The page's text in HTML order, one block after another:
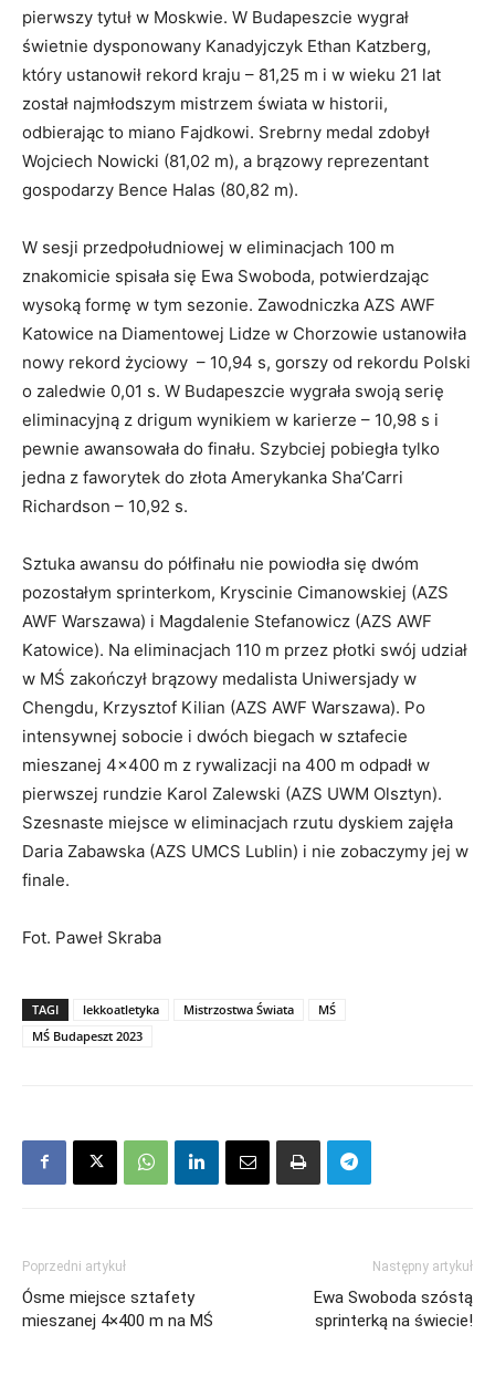
pierwszy tytuł w Moskwie. W Budapeszcie wygrał
świetnie dysponowany Kanadyjczyk Ethan Katzberg,
który ustanowił rekord kraju – 81,25 m i w wieku 21 lat
został najmłodszym mistrzem świata w historii,
odbierając to miano Fajdkowi. Srebrny medal zdobył
Wojciech Nowicki (81,02 m), a brązowy reprezentant
gospodarzy Bence Halas (80,82 m).
W sesji przedpołudniowej w eliminacjach 100 m
znakomicie spisała się Ewa Swoboda, potwierdzając
wysoką formę w tym sezonie. Zawodniczka AZS AWF
Katowice na Diamentowej Lidze w Chorzowie ustanowiła
nowy rekord życiowy – 10,94 s, gorszy od rekordu Polski
o zaledwie 0,01 s. W Budapeszcie wygrała swoją serię
eliminacyjną z drigum wynikiem w karierze – 10,98 s i
pewnie awansowała do finału. Szybciej pobiegła tylko
jedna z faworytek do złota Amerykanka Sha’Carri
Richardson – 10,92 s.
Sztuka awansu do półfinału nie powiodła się dwóm
pozostałym sprinterkom, Kryscinie Cimanowskiej (AZS
AWF Warszawa) i Magdalenie Stefanowicz (AZS AWF
Katowice). Na eliminacjach 110 m przez płotki swój udział
w MŚ zakończył brązowy medalista Uniwersjady w
Chengdu, Krzysztof Kilian (AZS AWF Warszawa). Po
intensywnej sobocie i dwóch biegach w sztafecie
mieszanej 4×400 m z rywalizacji na 400 m odpadł w
pierwszej rundzie Karol Zalewski (AZS UWM Olsztyn).
Szesnaste miejsce w eliminacjach rzutu dyskiem zajęła
Daria Zabawska (AZS UMCS Lublin) i nie zobaczymy jej w
finale.
Fot. Paweł Skraba
TAGI lekkoatletyka Mistrzostwa Świata
MŚ
MŚ Budapeszt 2023
Poprzedni artykuł
Ósme miejsce sztafety
mieszanej 4×400 m na MŚ
Następny artykuł
Ewa Swoboda szóstą
sprinterką na świecie!